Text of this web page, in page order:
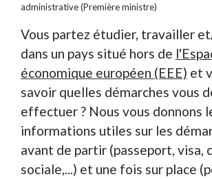
administrative (Première ministre)
Vous partez étudier, travailler
dans un pays situé hors de
économique européen (EEE) et
savoir quelles démarches vous
effectuer ? Nous vous donnons
informations utiles sur les
avant de partir (passeport, visa,
sociale,...) et une fois sur place